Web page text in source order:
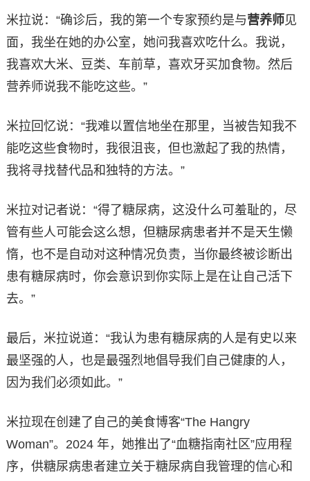
米拉说：“确诊后，我的第一个专家预约是与营养师 见
面，我坐在她的办公室，她问我喜欢吃什么。我说，
我喜欢大米、豆类、车前草，喜欢牙买加食物。然后
营养师说我不能吃这些。”
米拉回忆说：“我难以置信地坐在那里，当被告知我不
能吃这些食物时，我很沮丧，但也激起了我的热情，
我将寻找替代品和独特的方法。”
米拉对记者说：“得了糖尿病，这没什么可羞耻的，尽
管有些人可能会这么想，但糖尿病患者并不是天生懒
惰，也不是自动对这种情况负责，当你最终被诊断出
患有糖尿病时，你会意识到你实际上是在让自己活下
去。”
最后，米拉说道：“我认为患有糖尿病的人是有史以来
最坚强的人，也是最强烈地倡导我们自己健康的人，
因为我们必须如此。”
米拉现在创建了自己的美食博客“The Hangry
Woman”。2024 年，她推出了“血糖指南社区”应用程
序，供糖尿病患者建立关于糖尿病自我管理的信心和